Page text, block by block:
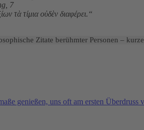
7
τὰ τίμια οὐδὲν διαφέρει.“
Zitate berühmter Personen –
genießen, uns oft am ersten Überdruss